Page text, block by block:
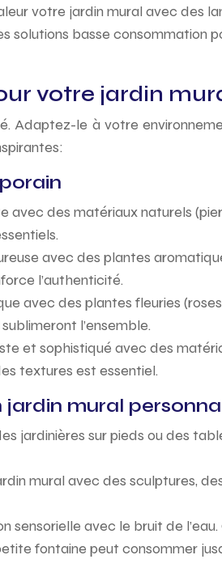
votre jardin mural avec des
solutions basse
votre jardin
le à votre
avec des matériaux naturels
avec des plantes
l’authenticité.
avec des plantes fleuries
l’ensemble.
et sophistiqué avec des
textures est essentiel.
mural
jardinières sur pieds ou des
mural avec des sculptures,
sensorielle avec le bruit de
fontaine peut consommer